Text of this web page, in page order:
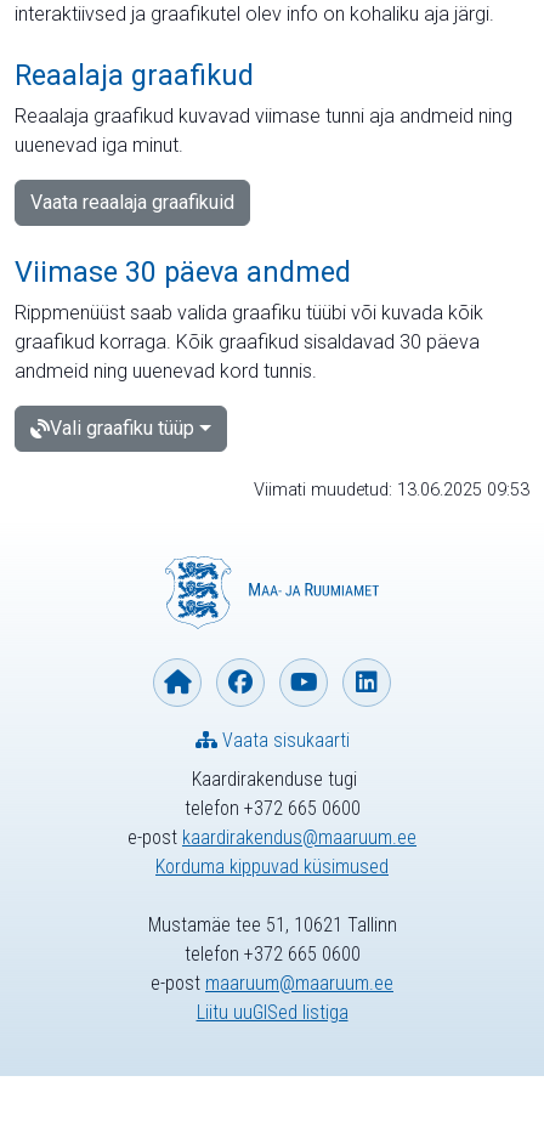
interaktiivsed ja graafikutel olev info on kohaliku aja järgi.
Reaalaja graafikud
Reaalaja graafikud kuvavad viimase tunni aja andmeid ning
uuenevad iga minut.
Vaata reaalaja graafikuid
Viimase 30 päeva andmed
Rippmenüüst saab valida graafiku tüübi või kuvada kõik
graafikud korraga. Kõik graafikud sisaldavad 30 päeva
andmeid ning uuenevad kord tunnis.
Vali graafiku tüüp
Viimati muudetud: 13.06.2025 09:53
Kaardirakenduse tugi
telefon +372 665 0600
e-post kaardirakendus@maaruum.ee
Korduma kippuvad küsimused
Vaata sisukaarti
Mustamäe tee 51, 10621 Tallinn
telefon +372 665 0600
e-post maaruum@maaruum.ee
Liitu uuGISed listiga